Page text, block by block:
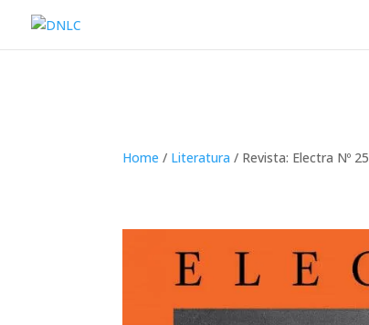
Home / Literatura / Revista: Electra Nº 25